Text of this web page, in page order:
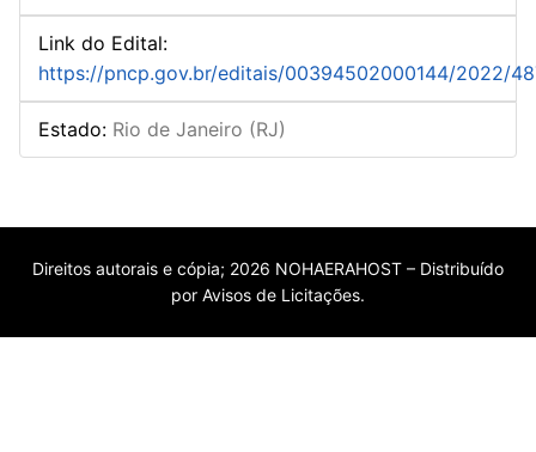
Link do Edital:
https://pncp.gov.br/editais/00394502000144/2022/
Estado: Rio de Janeiro (RJ)
Direitos autorais e cópia; 2026 NOHAERAHOST – Distribuído
por Avisos de Licitações.